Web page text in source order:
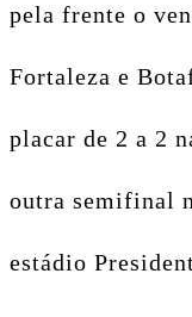
pela frente o
Fortaleza e
placar de 2 a 2
outra semifinal
estádio